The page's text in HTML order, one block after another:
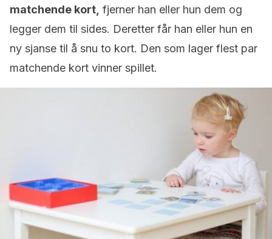
matchende kort, fjerner han eller hun dem og
legger dem til sides. Deretter får han eller hun en
ny sjanse til å snu to kort. Den som lager flest par
matchende kort vinner spillet.